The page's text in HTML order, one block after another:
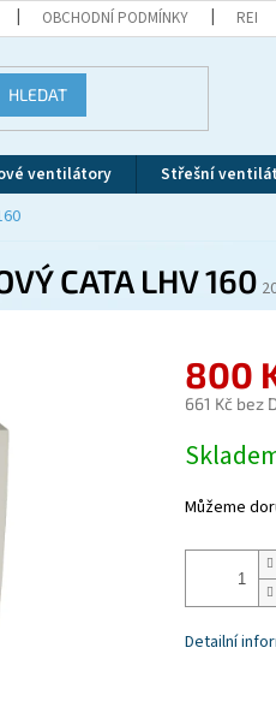
OBCHODNÍ PODMÍNKY
HLEDAT
ventilátory Střešní
CATA LHV 160
800
661 Kč bez
cena:
Můžeme
Detailní